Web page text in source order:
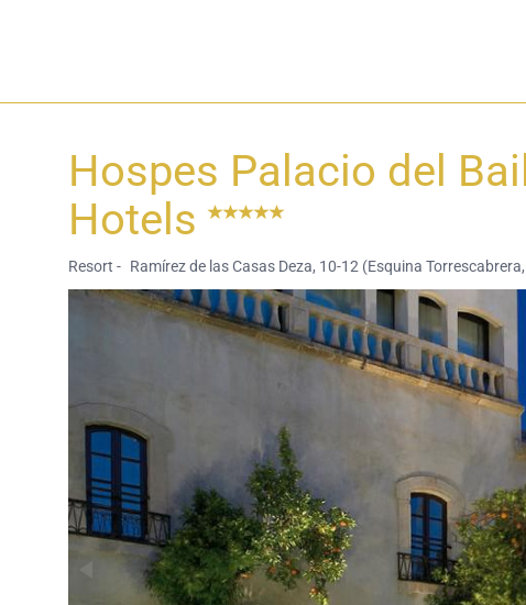
Hospes Palacio del
Hotels
Resort - Ramírez de las Casas Deza, 10-12 (Esquina